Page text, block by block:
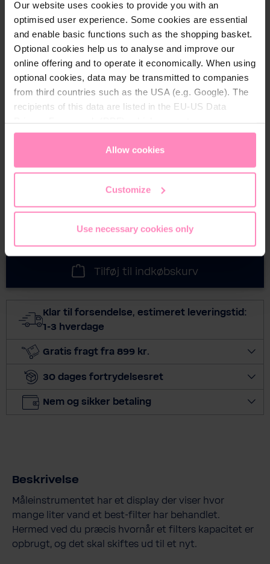
Our website uses cookies to provide you with an
optimised user experience. Some cookies are essential
and enable basic functions such as the shopping basket.
Optional cookies help us to analyse and improve our
online offering and to operate it economically. When using
optional cookies, data may be transmitted to companies
from third countries such as the USA (e.g. Google). The
recipients of this data are listed in the EU-US Data
appropriate level of data protection. You canaccept all
only allow necessary cookies
access and change your chosen setting at any time in
Allow cookies
Customize
Use necessary cookies only
produktanmeldelser
967,00 DKK Priser er inkl. moms.
e
c
a
t
t
Tilføj til indkøbskurv
Klar til forsendelse, estimeret leveringstid:
1-3 hverdage
Gratis fragt fra 899 kr.
30 dages fortrydelsesret
Nem og sikker betaling
Beskrivelse
Måleinstrumentet har et display der viser hvor
mange liter vand et best-filter har behandlet.
Hermed ved du præcis hvornår et filters kapacitet er
opbrugt, og det skal skiftes ud til et nyt.